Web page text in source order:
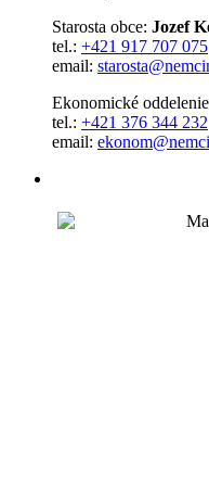
Starosta obce: Jozef
tel.: +421 917 707 075
email:
Ekonomické
tel.: +421 376 344 232
email: